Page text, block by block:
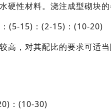
水硬性材料。浇注成型砌块
(5-15)：(2-15)：(10-20)
高，对其配比的要求可适
：(10-30)